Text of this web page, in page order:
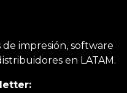
de impresión, software
en LATAM.